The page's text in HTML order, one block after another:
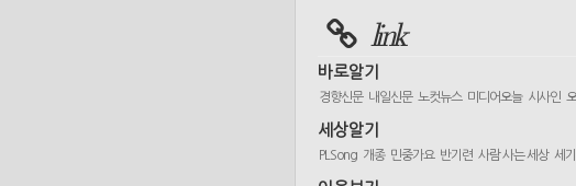
link
바로알기
경향신문 내일신문 노컷뉴스 미디어오늘 시사인
세상알기
PLSong 개종 민중가요 반기련 사람 사는 세상 세